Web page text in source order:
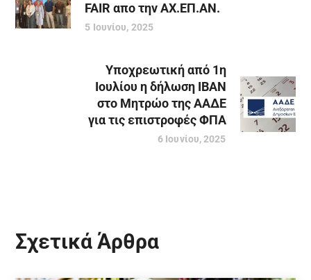
FAIR απο την ΑΧ.ΕΠ.ΑΝ.
5 Ιουνίου, 2025
Υποχρεωτική από 1η
Ιουλίου η δήλωση ΙΒΑΝ
στο Μητρώο της ΑΑΔΕ
για τις επιστροφές ΦΠΑ
6 Ιουνίου, 2025
Σχετικά Άρθρα